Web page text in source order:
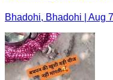
Bhadohi, Bhadohi | Aug